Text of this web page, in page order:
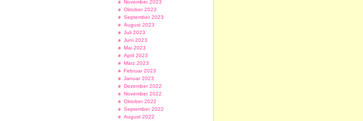
November 2023
Oktober 2023
September 2023
August 2023
Juli 2023
Juni 2023
Mai 2023
April 2023
März 2023
Februar 2023
Januar 2023
Dezember 2022
November 2022
Oktober 2022
September 2022
August 2022